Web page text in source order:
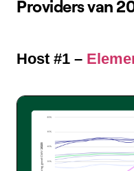
Providers van
Host #1 –